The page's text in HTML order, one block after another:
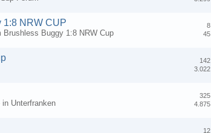
1:8 NRW CUP
Buggy 1:8 NRW Cup
8
45
142
3.022
in Unterfranken
325
4.875
12